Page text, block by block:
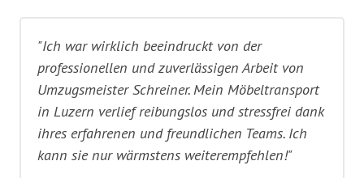
"Ich war wirklich beeindruckt von der
professionellen und zuverlässigen Arbeit von
Umzugsmeister Schreiner. Mein Möbeltransport
in Luzern verlief reibungslos und stressfrei dank
ihres erfahrenen und freundlichen Teams. Ich
kann sie nur wärmstens weiterempfehlen!"